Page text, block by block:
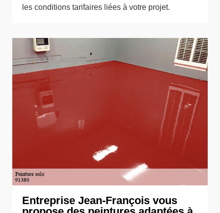
les conditions tarifaires liées à votre projet.
Entreprise Jean-François vous